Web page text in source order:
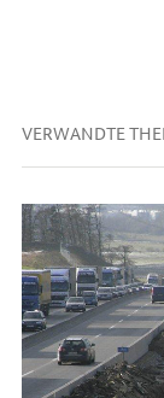
VERWANDTE